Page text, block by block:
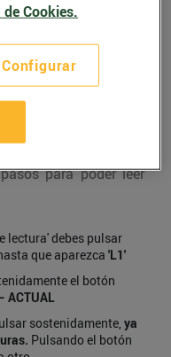
mostrando
de forma manual.
segundos el botón
para poder leer
lectura' debes pulsar
que aparezca 'L1'
el botón
ACTUAL
sostenidamente, ya
Pulsando el botón
Cookies.
Configurar